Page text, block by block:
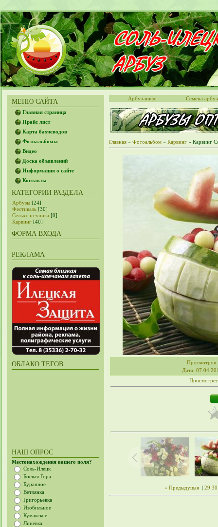
МЕНЮ САЙТА
Главная страница
Прайс лист
Карта бахчеводов
Фотоальбомы
Видео
Доска объявлений
Информация о сайте
Контакты
КАТЕГОРИИ РАЗДЕЛА
Арбузы [24]
Фестиваль [30]
Сельхозтехника [0]
Карвинг [40]
ФОРМА ВХОДА
РЕКЛАМА
ОБЛАКО ТЕГОВ
НАШ ОПРОС
Местонахождения вашего поля?
Соль-Илецк
Боевая Гора
Буранное
Ветлянка
Григорьевка
Изобильное
Кумакское
Линевка
Арбуз-инфо Семена
Главная » Фотоальбом » Карвинг » Карвинг
Просмотров
Дата:
« Предыдущая | 29 30